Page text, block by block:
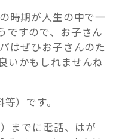
時期が人生の中で一
ですので、お子さん
はぜひお子さんのた
いかもしれませんね
等）です。
までに電話、はが